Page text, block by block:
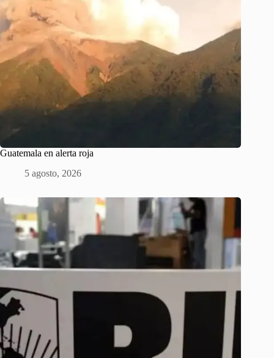
Guatemala en alerta roja
5 agosto, 2026